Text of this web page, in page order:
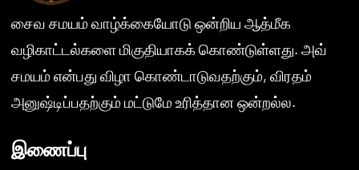
சைவ சமயம் வாழ்க்கையோடு ஒன்றிய ஆத்மீக
வழிகாட்டல்களை மிகுதியாகக் கொண்டுள்ளது. அவ்
சமயம் என்பது விழா கொண்டாடுவதற்கும், விரதம்
அனுஷ்டிப்பதற்கும் மட்டுமே உரித்தான ஒன்றல்ல.
இணைப்பு